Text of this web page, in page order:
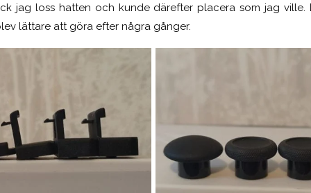
jag loss hatten och kunde därefter placera som jag ville.
lättare att göra efter några gånger.